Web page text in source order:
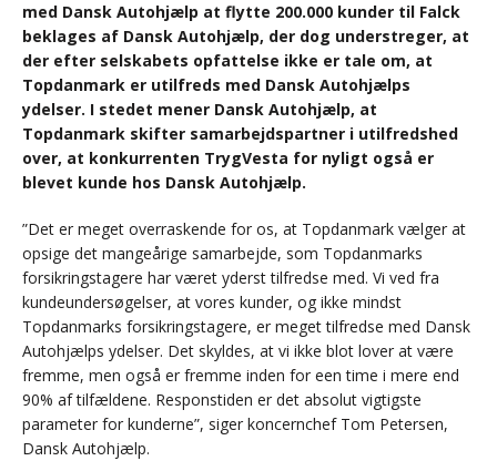
med Dansk Autohjælp at flytte 200.000 kunder til Falck
beklages af Dansk Autohjælp, der dog understreger, at
der efter selskabets opfattelse ikke er tale om, at
Topdanmark er utilfreds med Dansk Autohjælps
ydelser. I stedet mener Dansk Autohjælp, at
Topdanmark skifter samarbejdspartner i utilfredshed
over, at konkurrenten TrygVesta for nyligt også er
blevet kunde hos Dansk Autohjælp.
”Det er meget overraskende for os, at Topdanmark vælger at
opsige det mangeårige samarbejde, som Topdanmarks
forsikringstagere har været yderst tilfredse med. Vi ved fra
kundeundersøgelser, at vores kunder, og ikke mindst
Topdanmarks forsikringstagere, er meget tilfredse med Dansk
Autohjælps ydelser. Det skyldes, at vi ikke blot lover at være
fremme, men også er fremme inden for een time i mere end
90% af tilfældene. Responstiden er det absolut vigtigste
parameter for kunderne”, siger koncernchef Tom Petersen,
Dansk Autohjælp.